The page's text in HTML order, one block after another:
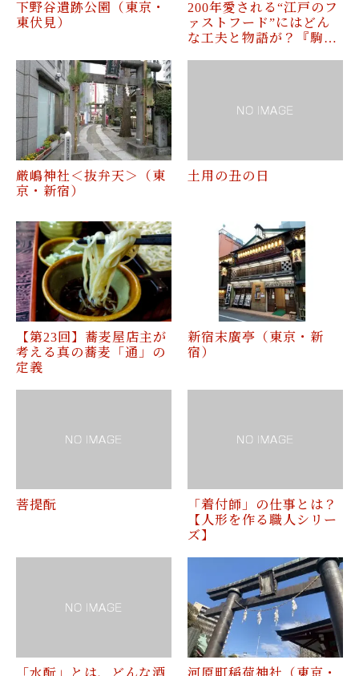
下野谷遺跡公園（東京・
東伏見）
200年愛される“江戸のフ
ァストフード”にはどん
な工夫と物語が？『駒…
厳嶋神社＜抜弁天＞（東
京・新宿）
土用の丑の日
【第23回】蕎麦屋店主が
考える真の蕎麦「通」の
定義
新宿末廣亭（東京・新
宿）
菩提酛
「着付師」の仕事とは？
【人形を作る職人シリー
ズ】